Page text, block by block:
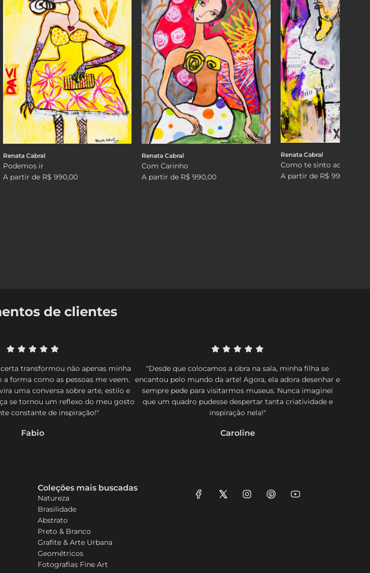
Renata Cabral
Podemos ir
A partir de R$ 990,00
Renata Cabral
Com Carinho
A partir de R$ 990,00
Renata Cabral
Como te sinto aqui
A partir de R$ 990,00
de clientes
certa transformou não apenas minha
a forma como as pessoas me veem.
uma conversa sobre arte, estilo e
se tornou um reflexo do meu gosto
constante de inspiração!"
Fabio
"Desde que colocamos a obra na sala, minha filha se
encantou pelo mundo da arte! Agora, ela adora desenhar e
sempre pede para visitarmos museus. Nunca imaginei
que um quadro pudesse despertar tanta criatividade e
inspiração nela!"
Caroline
Coleções mais buscadas
Natureza
Brasilidade
Abstrato
Preto & Branco
Grafite & Arte Urbana
Geométricos
Fotografias Fine Art